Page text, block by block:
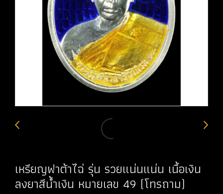
เหรียญฟาต้าไฉ่ รุ่น รวยแน่นแน่น เนื้อเงิน
ลงยาสีน้ำเงิน หมายเลข 49 (โทรถาม)